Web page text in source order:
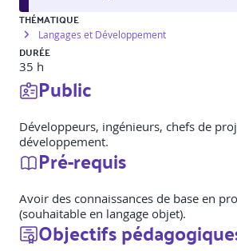
THÉMATIQUE
Langages et Développement
DURÉE
35 h
Public
Développeurs, ingénieurs, chefs de
développement.
Pré-requis
Avoir des connaissances de base en
(souhaitable en langage objet).
Objectifs